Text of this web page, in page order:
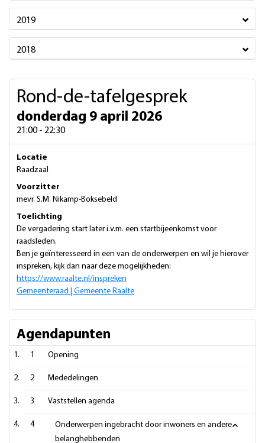
2019
2018
Rond-de-tafelgesprek
donderdag 9 april 2026
21:00 - 22:30
Locatie
Raadzaal
Voorzitter
mevr. S.M. Nikamp-Boksebeld
Toelichting
De vergadering start later i.v.m. een startbijeenkomst voor
raadsleden.
Ben je geïnteresseerd in een van de onderwerpen en wil je hierover
inspreken, kijk dan naar deze mogelijkheden:
https://www.raalte.nl/inspreken
Gemeenteraad | Gemeente Raalte
Agendapunten
1 Opening
2 Mededelingen
3 Vaststellen agenda
4
Onderwerpen ingebracht door inwoners en andere
belanghebbenden